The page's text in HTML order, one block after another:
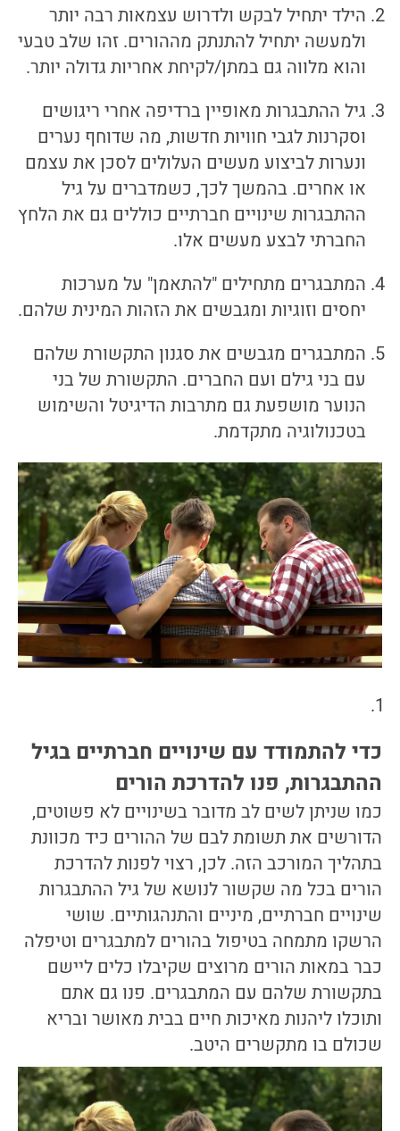
הילד יתחיל לבקש ולדרוש עצמאות רבה יותר
ולמעשה יתחיל להתנתק מההורים. זהו שלב טבעי
והוא מלווה גם במתן/לקיחת אחריות גדולה יותר.
גיל ההתבגרות מאופיין ברדיפה אחרי ריגושים
וסקרנות לגבי חוויות חדשות, מה שדוחף נערים
ונערות לביצוע מעשים העלולים לסכן את עצמם
או אחרים. בהמשך לכך, כשמדברים על גיל
ההתבגרות שינויים חברתיים כוללים גם את הלחץ
החברתי לבצע מעשים אלו.
המתבגרים מתחילים "להתאמן" על מערכות
יחסים וזוגיות ומגבשים את הזהות המינית שלהם.
המתבגרים מגבשים את סגנון התקשורת שלהם
עם בני גילם ועם החברים. התקשורת של בני
הנוער מושפעת גם מתרבות הדיגיטל והשימוש
בטכנולוגיה מתקדמת.
כדי להתמודד עם שינויים חברתיים בגיל
ההתבגרות, פנו להדרכת הורים
כמו שניתן לשים לב מדובר בשינויים לא פשוטים,
הדורשים את תשומת לבם של ההורים כיד מכוונת
בתהליך המורכב הזה. לכן, רצוי לפנות להדרכת
הורים בכל מה שקשור לנושא של גיל ההתבגרות
שינויים חברתיים, מיניים והתנהגותיים. שושי
הרשקו מתמחה בטיפול בהורים למתבגרים וטיפלה
כבר במאות הורים מרוצים שקיבלו כלים ליישם
בתקשורת שלהם עם המתבגרים. פנו גם אתם
ותוכלו ליהנות מאיכות חיים בבית מאושר ובריא
שכולם בו מתקשרים היטב.